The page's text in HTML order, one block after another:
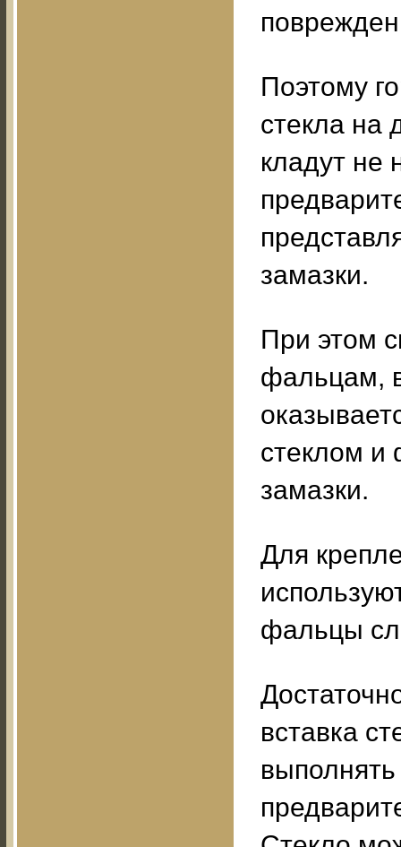
Поэтому
стекла на
кладут не
замазки.
При этом
фальцам,
стеклом и
замазки.
Для
фальцы
вставка